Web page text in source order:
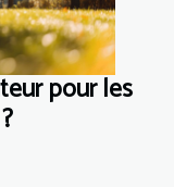
pour les